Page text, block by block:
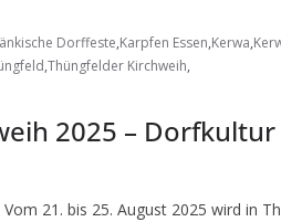
Dorffeste,Karpfen Essen,Kerwa,
,Thüngfelder Kirchweih,
2025 –
21. bis 25. August 2025 wird in